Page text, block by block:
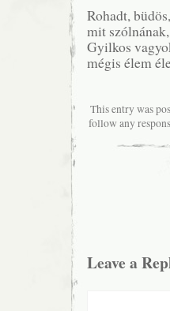
Rohadt,
mit
Gyilkos
mégis élem
This entry was
follow any
Leave a